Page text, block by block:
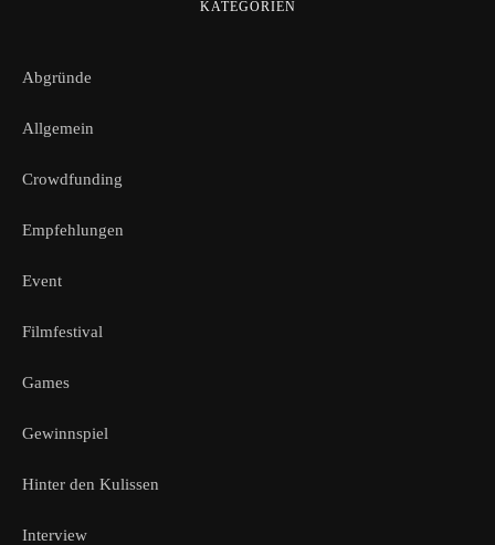
KATEGORIEN
Abgründe
Allgemein
Crowdfunding
Empfehlungen
Event
Filmfestival
Games
Gewinnspiel
Hinter den Kulissen
Interview